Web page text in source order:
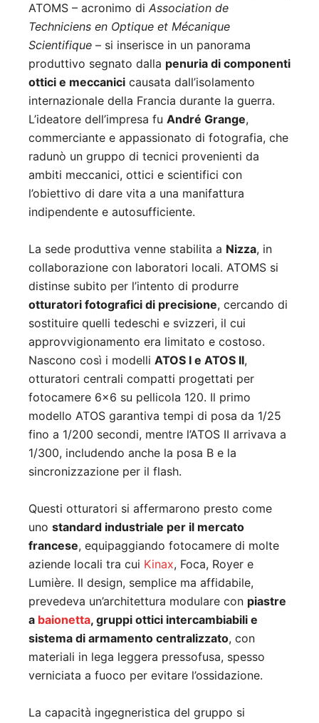
ATOMS – acronimo di Association de
Techniciens en Optique et Mécanique
Scientifique – si inserisce in un panorama
produttivo segnato dalla penuria di componenti
ottici e meccanici causata dall’isolamento
internazionale della Francia durante la guerra.
L’ideatore dell’impresa fu André Grange,
commerciante e appassionato di fotografia, che
radunò un gruppo di tecnici provenienti da
ambiti meccanici, ottici e scientifici con
l’obiettivo di dare vita a una manifattura
indipendente e autosufficiente.
La sede produttiva venne stabilita a Nizza, in
collaborazione con laboratori locali. ATOMS si
distinse subito per l’intento di produrre
otturatori fotografici di precisione, cercando di
sostituire quelli tedeschi e svizzeri, il cui
approvvigionamento era limitato e costoso.
Nascono così i modelli ATOS I e ATOS II,
otturatori centrali compatti progettati per
fotocamere 6×6 su pellicola 120. Il primo
modello ATOS garantiva tempi di posa da 1/25
fino a 1/200 secondi, mentre l’ATOS II arrivava a
1/300, includendo anche la posa B e la
sincronizzazione per il flash.
Questi otturatori si affermarono presto come
uno standard industriale per il mercato
francese, equipaggiando fotocamere di molte
aziende locali tra cui Kinax, Foca, Royer e
Lumière. Il design, semplice ma affidabile,
prevedeva un’architettura modulare con piastre
a baionetta, gruppi ottici intercambiabili e
sistema di armamento centralizzato, con
materiali in lega leggera pressofusa, spesso
verniciata a fuoco per evitare l’ossidazione.
La capacità ingegneristica del gruppo si